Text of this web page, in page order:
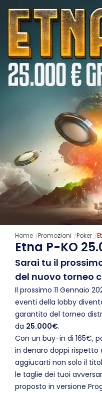
Home Promozioni Poker
Etna P-KO
Sarai tu il
del nuovo torneo
Il prossimo 11 Gennaio
eventi della lobby
garantito del torneo
da 25.000€.
Con un buy-in di 165€,
in denaro doppi rispetto
aggiucarti non solo il
le taglie dei tuoi
proposto in versione